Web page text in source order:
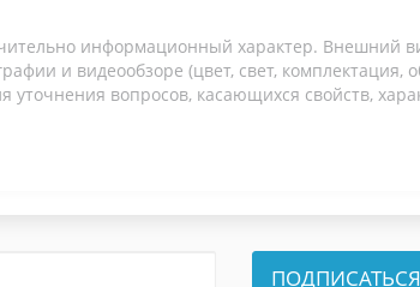
информационный характер. Внешний
и видеообзоре (цвет, свет, комплектация,
вопросов, касающихся свойств,
ПОДПИСАТЬСЯ